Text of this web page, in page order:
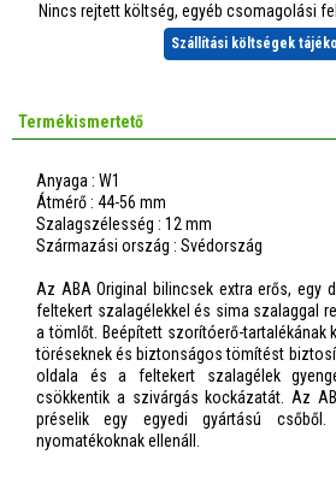
Nincs rejtett költség, egyéb csomagolási
Szállítási költségek
Termékismertető
Anyaga : W1
Átmérő : 44-56 mm
Szalagszélesség : 12 mm
Származási ország : Svédország
Az ABA Original bilincsek extra erős, egy
feltekert szalagélekkel és sima szalaggal
a tömlőt. Beépített szorítóerő-tartalékának
töréseknek és biztonságos tömítést
oldala és a feltekert szalagélek
csökkentik a szivárgás kockázatát. Az
préselik egy egyedi gyártású
nyomatékoknak ellenáll.